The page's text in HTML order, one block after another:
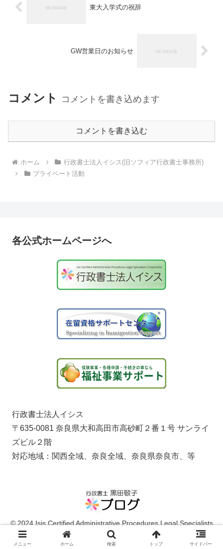
東大入学式の祝辞
GW営業日のお知らせ
コメント コメントを書き込めます
コメントを書き込む
ホーム
行政書士法人イシス(旧ソフィア行政書士事務所)
プライベート活動
各公式ホームページへ
行政書士法人イシス
〒635-0081 奈良県大和高田市高砂町２番１号 サンライ
ズビル２階
対応地域：関西全域、奈良全域、奈良県奈良市、等
© 2024 Isis Certified Administrative Procedures Legal Specialists
Corporation.
メニュー ホーム 検索 トップ サイドバー